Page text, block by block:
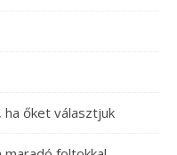
őket választjuk